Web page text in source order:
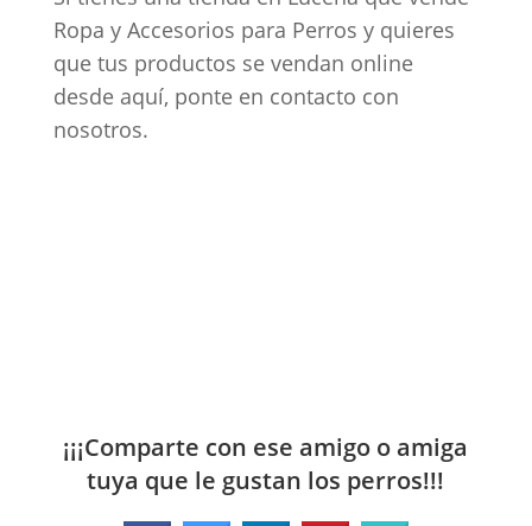
Ropa y Accesorios para Perros y quieres
que tus productos se vendan online
desde aquí, ponte en contacto con
nosotros.
¡¡¡Comparte con ese amigo o amiga
tuya que le gustan los perros!!!